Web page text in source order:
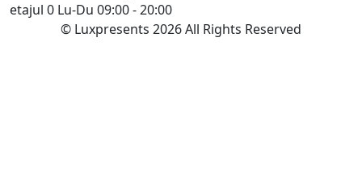
etajul 0 Lu-Du 09:00 - 20:00
© Luxpresents 2026 All Rights Reserved